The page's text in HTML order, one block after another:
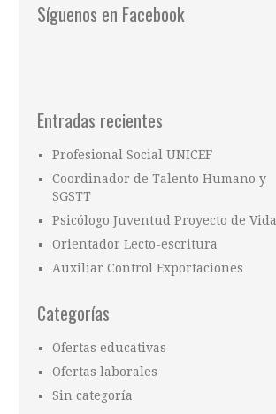
Síguenos en Facebook
Entradas recientes
Profesional Social UNICEF
Coordinador de Talento Humano y
SGSTT
Psicólogo Juventud Proyecto de Vida
Orientador Lecto-escritura
Auxiliar Control Exportaciones
Categorías
Ofertas educativas
Ofertas laborales
Sin categoría